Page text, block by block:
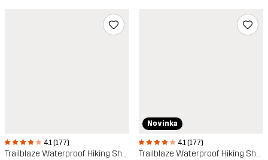
4.1 (177)
Trailblaze Waterproof Hiking Shoes
Novinka
4.1 (177)
Trailblaze Waterproof Hiking Shoes